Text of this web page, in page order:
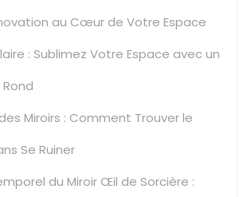
au Cœur de Votre Espace
: Sublimez Votre Espace avec un
Miroirs : Comment Trouver le
Se Ruiner
du Miroir Œil de Sorcière :